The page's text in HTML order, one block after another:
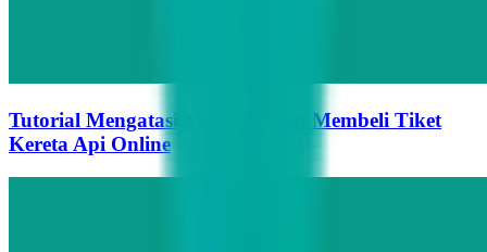
Tutorial Mengatasi Masalah Saat Membeli Tiket
Kereta Api Online